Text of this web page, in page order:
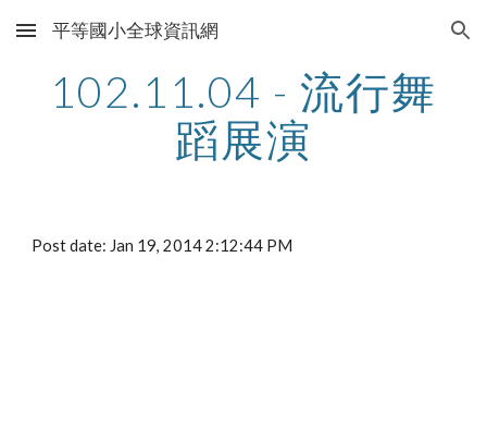
Skip to main content Skip to navigation
平等國小全球資訊網
102.11.04 - 流行舞
蹈展演
Post date: Jan 19, 2014 2:12:44 PM